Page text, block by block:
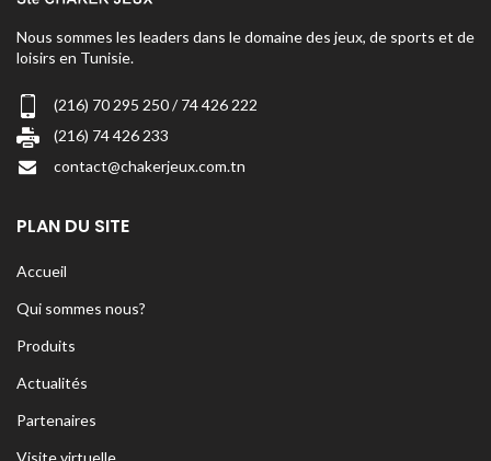
Nous sommes les leaders dans le domaine des jeux, de sports et de
loisirs en Tunisie.
(216) 70 295 250 / 74 426 222
(216) 74 426 233
contact@chakerjeux.com.tn
PLAN DU SITE
Accueil
Qui sommes nous?
Produits
Actualités
Partenaires
Visite virtuelle